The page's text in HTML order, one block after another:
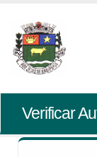
Verificar